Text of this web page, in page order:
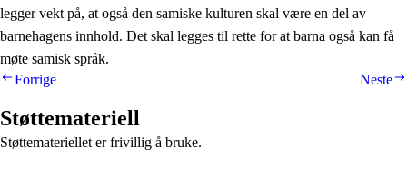
legger vekt på, at også den samiske kulturen skal være en del av
barnehagens innhold. Det skal legges til rette for at barna også kan få
møte samisk språk.
Neste
Forrige
Støttemateriell
Støttemateriellet er frivillig å bruke.